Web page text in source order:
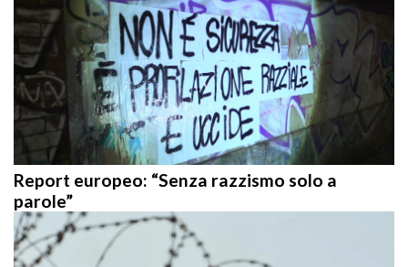
Report europeo: “Senza razzismo solo a
parole”